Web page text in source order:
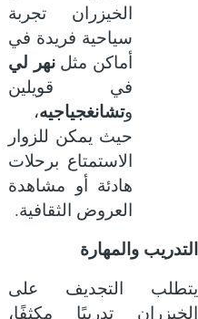
الخيزران تجربة
سياحية فريدة في
أماكن مثلنهر لي
في قويلين
وتشانغجياجيه،
حيث يمكن للزوار
الاستمتاع برحلات
هادئة أو مشاهدة
العروض الثقافية.
التدريب والمهارة
يتطلب التجديف على
الخيزران تدريبًا مكثفًا،